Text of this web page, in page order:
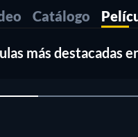
Simplemente usa
encontrar películas o
es así de simple!.
Catálogo
más destacadas
1